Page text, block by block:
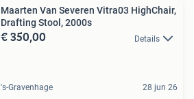
Maarten Van Severen Vitra03 HighChair,
Drafting Stool, 2000s
€ 350,00 Details
's-Gravenhage 28 jun 26